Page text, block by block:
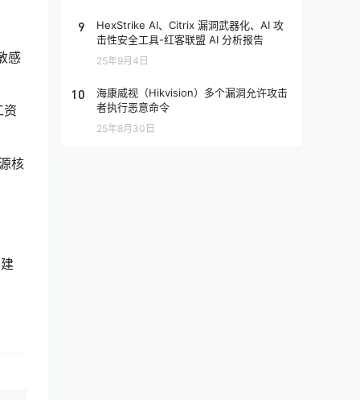
感
资
核
9
HexStrike AI、Citrix 漏洞武器化、AI 攻
击性安全工具-红客联盟 AI 分析报告
25年9月4日
10
海康威视（Hikvision）多个漏洞允许攻击
者执行恶意命令
25年8月30日